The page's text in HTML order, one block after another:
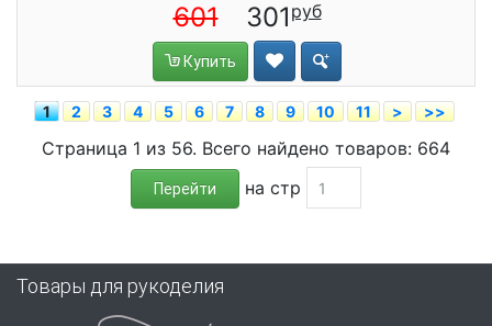
601 301
Купить
1 2 3 4 5 6 7 8 9 10 11 > >>
Страница 1 из 56. Всего найдено товаров: 664
Перейти на стр
Товары для рукоделия